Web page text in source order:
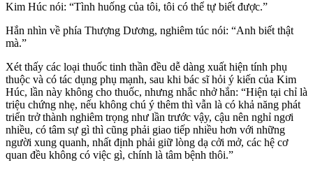
Kim Húc nói: “Tình huống của tôi, tôi có thể tự biết được.”
Hắn nhìn về phía Thượng Dương, nghiêm túc nói: “Anh biết thật
mà.”
Xét thấy các loại thuốc tinh thần đều dễ dàng xuất hiện tính phụ
thuộc và có tác dụng phụ mạnh, sau khi bác sĩ hỏi ý kiến của Kim
Húc, lần này không cho thuốc, nhưng nhắc nhở hắn: “Hiện tại chỉ là
triệu chứng nhẹ, nếu không chú ý thêm thì vẫn là có khả năng phát
triển trở thành nghiêm trọng như lần trước vậy, cậu nên nghỉ ngơi
nhiều, có tâm sự gì thì cũng phải giao tiếp nhiều hơn với những
người xung quanh, nhất định phải giữ lòng dạ cởi mở, các hệ cơ
quan đều không có việc gì, chính là tâm bệnh thôi.”